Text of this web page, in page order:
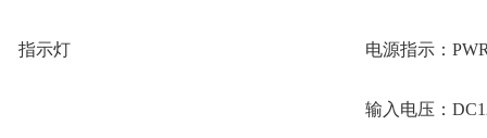
指示灯 电源指示： P
输入电压：